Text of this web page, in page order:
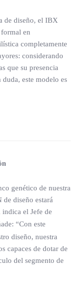
de diseño, el IBX
en
completamente
considerando
que su presencia
este modelo es
genético de nuestra
diseño estará
indica el Jefe de
“Con este
diseño, nuestra
capaces de dotar de
del segmento de